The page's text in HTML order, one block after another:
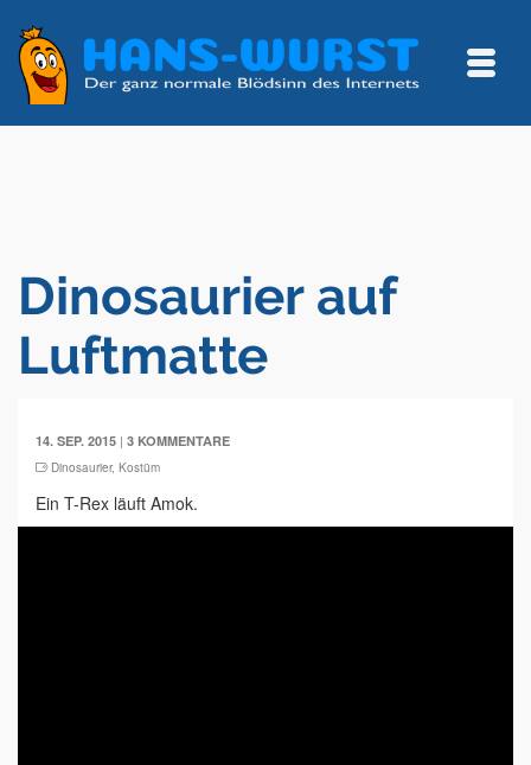
Dinosaurier auf
Luftmatte
14. SEP. 2015 | 3 KOMMENTARE
Dinosaurier, Kostüm
Ein T-Rex läuft Amok.